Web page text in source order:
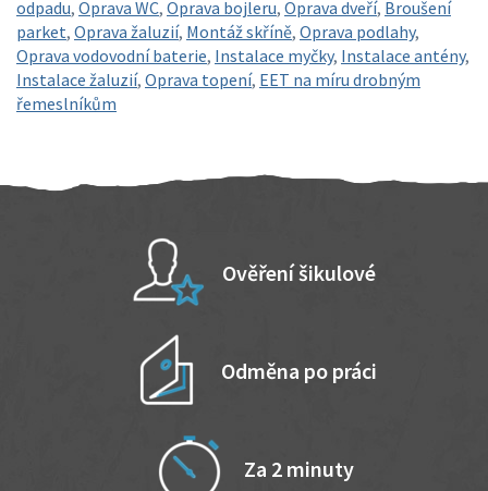
odpadu, Oprava WC, Oprava bojleru, Oprava dveří, Broušení
parket, Oprava žaluzií, Montáž skříně, Oprava podlahy,
Oprava vodovodní baterie, Instalace myčky, Instalace antény,
Instalace žaluzií, Oprava topení, EET na míru drobným
řemeslníkům
Ověření šikulové
Odměna po práci
Za 2 minuty